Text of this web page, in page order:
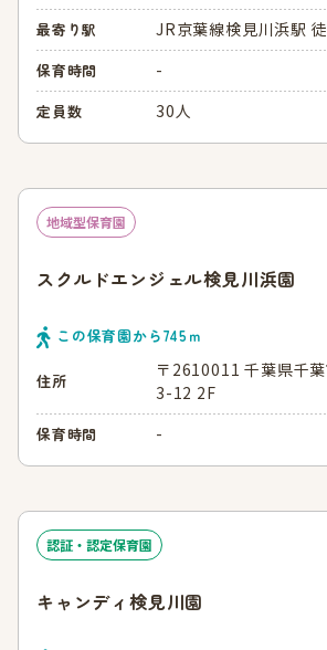
最寄り駅 JR京葉線検見川浜駅
保育時間 -
定員数 30人
地域型保育園
スクルドエンジェル検見川浜園
この保育園から745ｍ
住所
〒2610011 千葉県千
3-12 2F
保育時間 -
認証・認定保育園
キャンディ検見川園